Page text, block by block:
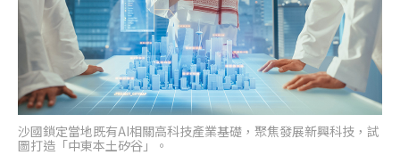
沙國鎖定當地既有AI相關高科技產業基礎，聚焦發展新興科技，試
圖打造「中東本土矽谷」。